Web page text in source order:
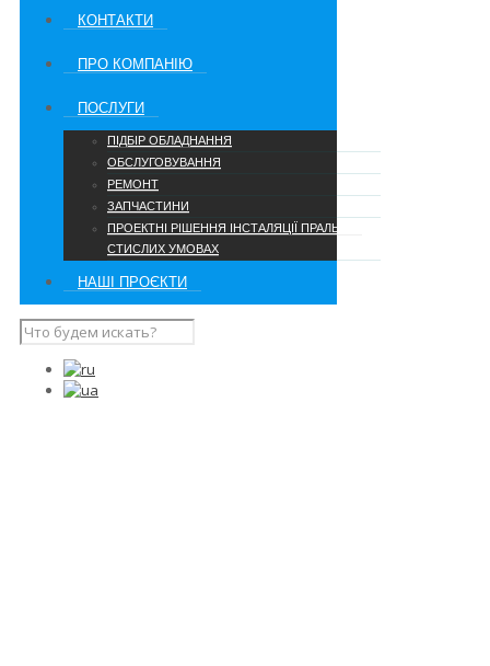
КОНТАКТИ
ПРО КОМПАНІЮ
ПОСЛУГИ
ПІДБІР ОБЛАДНАННЯ
ОБСЛУГОВУВАННЯ
РЕМОНТ
ЗАПЧАСТИНИ
ПРОЕКТНІ РІШЕННЯ ІНСТАЛЯЦІЇ ПРАЛЬНІ В
СТИСЛИХ УМОВАХ
НАШІ ПРОЄКТИ